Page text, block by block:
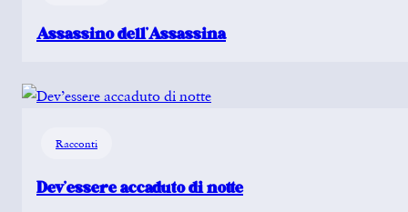
Assassino dell’Assassina
Racconti
Dev’essere accaduto di notte